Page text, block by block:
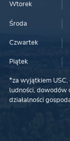
Wtorek
Środa
Czwartek
Piątek
*za wyjątkiem USC,
ludności, dowodów
działalności